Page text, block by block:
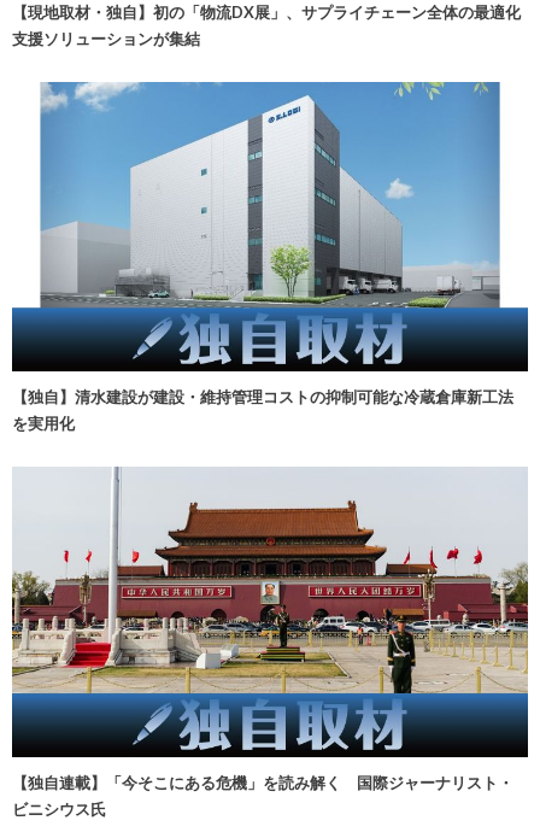
【現地取材・独自】初の「物流DX展」、サプライチェーン全体の最適化
支援ソリューションが集結
【独自】清水建設が建設・維持管理コストの抑制可能な冷蔵倉庫新工法
を実用化
【独自連載】「今そこにある危機」を読み解く 国際ジャーナリスト・
ビニシウス氏